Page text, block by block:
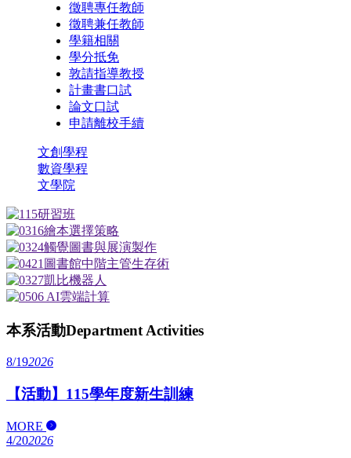
徵聘專任教師
徵聘兼任教師
學籍相關
學分抵免
敦請指導教授
計畫書口試
論文口試
申請離校手續
文創學程
數資學程
文學院
本系活動Department Activities
8/192026
【活動】115學年度新生訓練
MORE
4/202026